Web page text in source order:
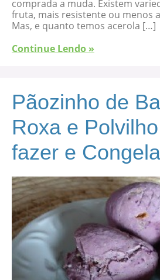
comprada a muda. Existem
fruta, mais resistente ou menos
Mas, e quanto temos acerola […]
Continue Lendo »
Pãozinho de
Roxa e
fazer e